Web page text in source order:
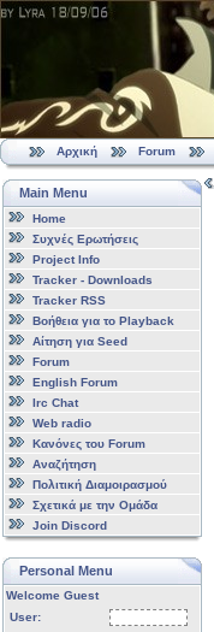
Αρχική Forum
Main Menu
Home
Συχνές Ερωτήσεις
Project Info
Tracker - Downloads
Tracker RSS
Βοήθεια για το Playback
Αίτηση για Seed
Forum
English Forum
Irc Chat
Web radio
Κανόνες του Forum
Αναζήτηση
Πολιτική Διαμοιρασμού
Σχετικά με την Ομάδα
Join Discord
Personal Menu
Welcome Guest
User: